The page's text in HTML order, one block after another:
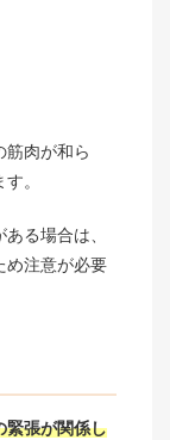
筋肉が和ら
。
る場合は、
め注意が必要
緊張が関係し